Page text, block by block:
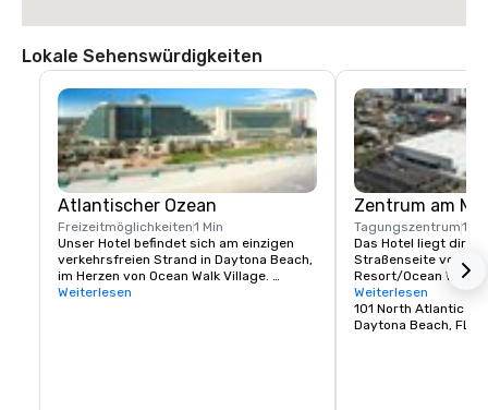
Lokale Sehenswürdigkeiten
Atlantischer Ozean
Freizeitmöglichkeiten1 Min
Unser Hotel befindet sich am einzigen
verkehrsfreien Strand in Daytona Beach,
im Herzen von Ocean Walk Village.
Genießen Sie den wunderschönen Blick
Weiterlesen
Zentrum am
Tagungszentrum1
Das Hotel liegt
Straßenseite vom
Resort/Ocean Walk
Tagungsfläche von
Weiterlesen
101 North Atlantic
Daytona Beach, FL